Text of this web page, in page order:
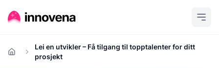
Hjem
Lei en utvikler – Få tilgang til topptalenter for ditt
prosjekt